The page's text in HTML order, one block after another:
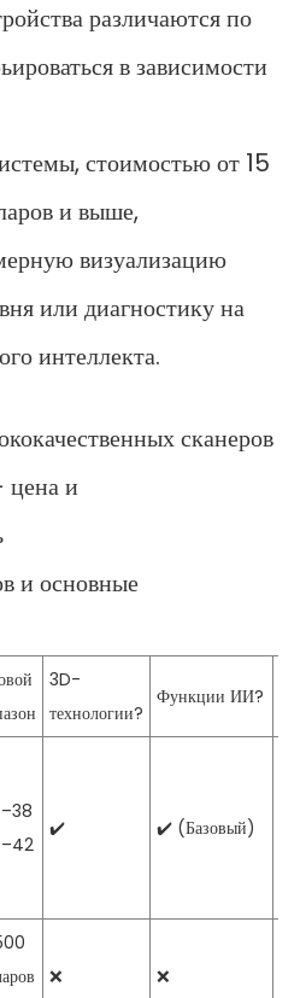
различаются по
в зависимости
стоимостью от 15
и выше,
визуализацию
или диагностику на
интеллекта.
сканеров
и
и основные
3D-
технологии?
Функции ИИ?
✔️ ✔️ (Базовый)
❌ ❌